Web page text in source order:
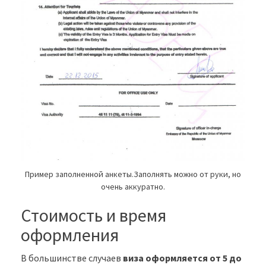
Пример заполненной анкеты.Заполнять можно от руки, но
очень аккуратно.
Стоимость и время
оформления
В большинстве случаев виза оформляется от 5 до